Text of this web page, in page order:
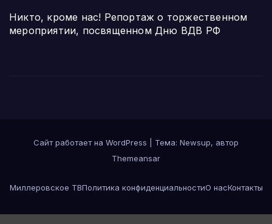
Никто, кроме нас! Репортаж о торжественном
мероприятии, посвященном Дню ВДВ РФ
Сайт работает на WordPress Тема: Newsup, автор
Themeansar
Миллеровское ТВПолитика конфиденциальностиО насКонтакты